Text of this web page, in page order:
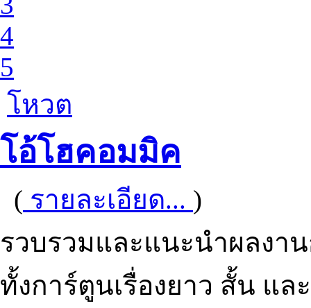
4
5
โหวต
โอ้โฮคอมมิค
( รายละเอียด... )
รวบรวมและแนะนำผลงา
ทั้งการ์ตูนเรื่องยาว สั้น แ